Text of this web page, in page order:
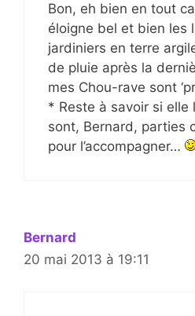
Bon, eh bien en tout
éloigne bel et bien les
jardiniers en terre
de pluie après la
mes Chou-rave sont
* Reste à savoir si elle
sont, Bernard, parties
pour l’accompagner…
Bernard
20 mai 2013 à 19:11